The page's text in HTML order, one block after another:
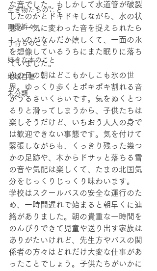
生き物たちのこと
四季折々
子育ちのこと
好きな本のこと
地域自慢
未分類
な音でした。もしかして水道管が破裂
したのかとドキドキしながら、水の状
態が一気に変わった音を捉えられたら
しいのがなんだか嬉しくて、一面の氷
を想像しているうちにまた眠りに落ち
ていました。
次の日の朝はどこもかしこも氷の世
界。ゆっくり歩くとポキポキ割れる音
がうるさいくらいです。気をぬくとつ
るりと滑ってしまうから、子供たちは
楽しそうだけど、いちおう大人の身で
は歓迎できない事態です。気を付けて
緊張しながらも、くっきり残った幾つ
かの足跡や、木からドサッと落ちる雪
の音や気配は楽しくて、たまの北国気
分をじっくりじっくり味わいます。
学校はスクールバスの安全な運行のた
め、一時間遅れで始まると朝早くに連
絡がありました。朝の貴重な一時間を
のんびりできて児童や送り出す家族は
ありがたいけれど、先生方やバスの関
係者の方々はどれだけ大変な仕事があ
ったことでしょう。子供たちがいかに